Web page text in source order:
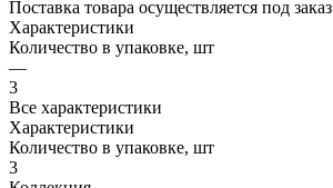
Поставка товара осуществляется под заказ
Характеристики
Количество в упаковке, шт
—
3
Все характеристики
Характеристики
Количество в упаковке, шт
3